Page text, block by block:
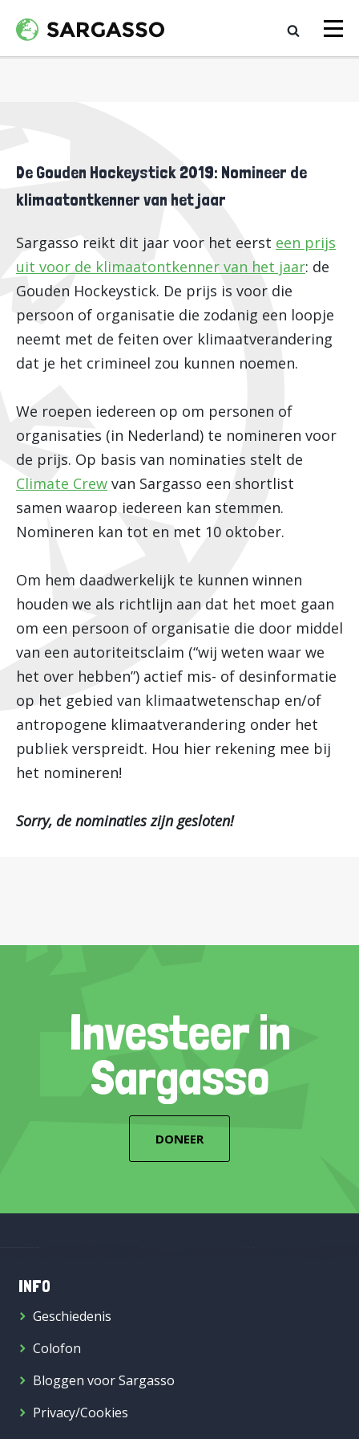
De Gouden Hockeystick 2019: Nomineer de
klimaatontkenner van het jaar
Sargasso reikt dit jaar voor het eerst een prijs
uit voor de klimaatontkenner van het jaar: de
Gouden Hockeystick. De prijs is voor die
persoon of organisatie die zodanig een loopje
neemt met de feiten over klimaatverandering
dat je het crimineel zou kunnen noemen.
We roepen iedereen op om personen of
organisaties (in Nederland) te nomineren voor
de prijs. Op basis van nominaties stelt de
Climate Crew van Sargasso een shortlist
samen waarop iedereen kan stemmen.
Nomineren kan tot en met 10 oktober.
Om hem daadwerkelijk te kunnen winnen
houden we als richtlijn aan dat het moet gaan
om een persoon of organisatie die door middel
van een autoriteitsclaim (“wij weten waar we
het over hebben”) actief mis- of desinformatie
op het gebied van klimaatwetenschap en/of
antropogene klimaatverandering onder het
publiek verspreidt. Hou hier rekening mee bij
het nomineren!
Sorry, de nominaties zijn gesloten!
Investeer in
Sargasso
DONEER
INFO
Geschiedenis
Colofon
Bloggen voor Sargasso
Privacy/Cookies